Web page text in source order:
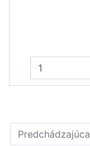
Predchádzajúca